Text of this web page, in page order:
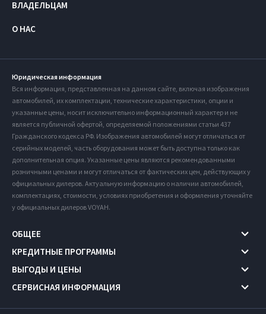
ВЛАДЕЛЬЦАМ
О НАС
Юридическая информация
Вся информация, представленная на данном сайте, включая изображения
автомобилей, их комплектации, технические характеристики, опции и
указанные цены, носит исключительно информационный характер и не
является публичной офертой, определяемой положениями статьи 437
Гражданского кодекса РФ. Изображения автомобилей могут отличаться от
серийных моделей, часть оборудования может быть доступна только как
дополнительная опция. Указанные цены являются рекомендованными
розничными ценами и могут отличаться от фактических цен, действующих у
официальных дилеров. Актуальную информацию о наличии автомобилей,
комплектациях, стоимости, условиях приобретения и оформления уточняйте
у официальных дилеров VOYAH.
ОБЩЕЕ
КРЕДИТНЫЕ ПРОГРАММЫ
ВЫГОДЫ И ЦЕНЫ
СЕРВИСНАЯ ИНФОРМАЦИЯ